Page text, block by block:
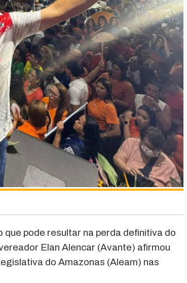
pode resultar na perda definitiva do
Elan Alencar (Avante) afirmou
do Amazonas (Aleam) nas